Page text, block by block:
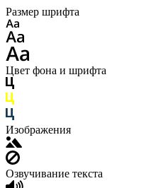
Размер шрифта
Цвет фона и шрифта
Изображения
Озвучивание текста